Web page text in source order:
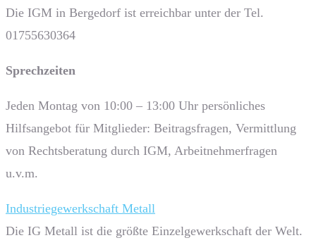
Die IGM in Bergedorf ist erreichbar unter der Tel.
01755630364
Sprech­zeiten
Jeden Montag von 10:00 – 13:00 Uhr persönliches
Hilfsangebot für Mitglieder: Beitragsfragen, Vermittlung
von Rechtsberatung durch IGM, Arbeitnehmerfragen
u.v.m.
Industriegewerkschaft Metall
Die IG Metall ist die größte Einzelgewerkschaft der Welt.